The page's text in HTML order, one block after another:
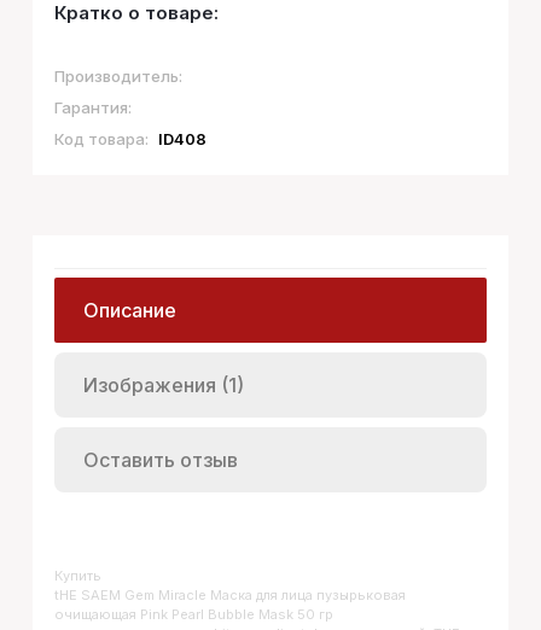
Кратко о товаре:
Производитель:
Гарантия:
Код товара:
ID408
Описание
Изображения (1)
Оставить отзыв
Купить
THE SAEM Gem Miracle Маска для лица пузырьковая
очищающая Pink Pearl Bubble Mask 50 гр